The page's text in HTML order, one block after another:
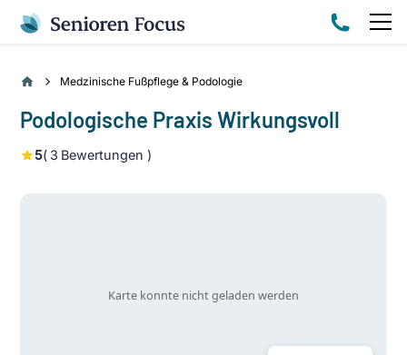
Medzinische Fußpflege & Podologie
Podologische Praxis Wirkungsvoll
5( 3 Bewertungen )